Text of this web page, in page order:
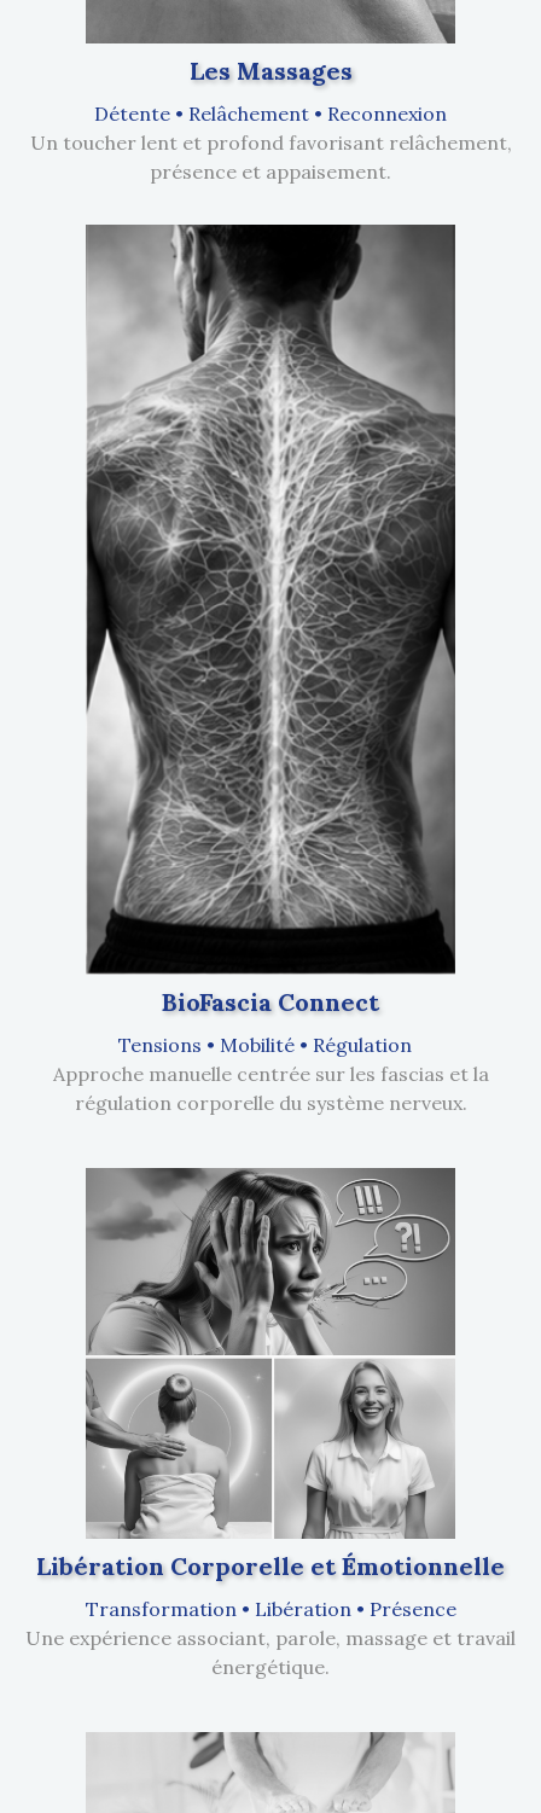
Les Massages
Détente • Relâchement • Reconnexion
Un toucher lent et profond favorisant relâchement,
présence et appaisement.
BioFascia Connect
Tensions • Mobilité • Régulation
Approche manuelle centrée sur les fascias et la
régulation corporelle du système nerveux.
Libération Corporelle et Émotionnelle
Transformation • Libération • Présence
Une expérience associant, parole, massage et travail
énergétique.